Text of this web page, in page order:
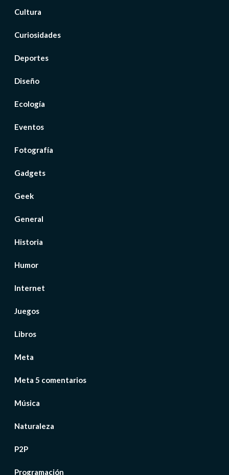
Cultura
Curiosidades
Deportes
Diseño
Ecología
Eventos
Fotografía
Gadgets
Geek
General
Historia
Humor
Internet
Juegos
Libros
Meta
Meta 5 comentarios
Música
Naturaleza
P2P
Programación